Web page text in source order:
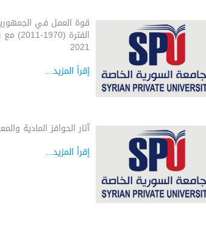
قوة العمل في
الفترة
2021
إقرأ المزيد...
آثار الحوافز المادية
إقرأ المزيد...